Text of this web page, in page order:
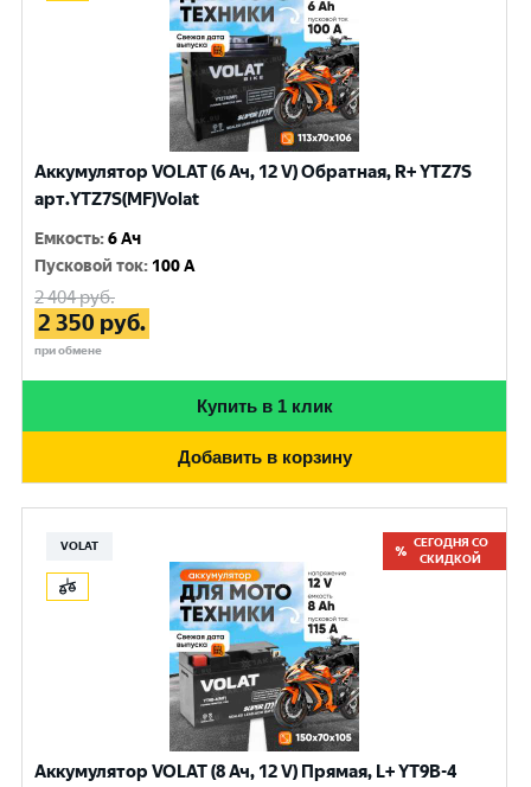
Аккумулятор VOLAT (6 Ач, 12 V) Обратная, R+ YTZ7S
арт.YTZ7S(MF)Volat
Емкость:6 Ач
Пусковой ток: 100 A
2 404руб.
2 350 руб.
при обмене
Купить в 1 клик
Добавить в корзину
VOLAT
СЕГОДНЯ СО
СКИДКОЙ
Аккумулятор VOLAT (8 Ач, 12 V) Прямая, L+ YT9B-4